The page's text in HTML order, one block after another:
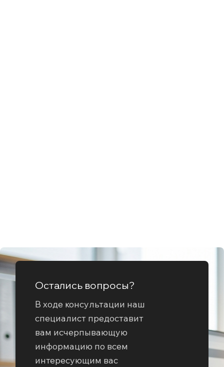
Остались вопросы?
В ходе консультации наш
специалист предоставит
вам исчерпывающую
информацию по всем
интересующим вас